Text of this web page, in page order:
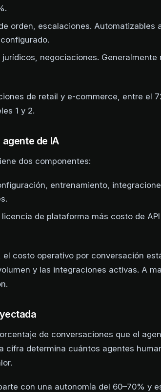
orden, escalaciones. Automatizables
negociaciones. Generalmente
de retail y e-commerce, entre el
1 y 2.
de IA
dos componentes:
entrenamiento,
de plataforma más costo de
costo operativo por conversación
y las integraciones activas. A
de conversaciones que el
cifra determina cuántos agentes
con una autonomía del 60–70% y